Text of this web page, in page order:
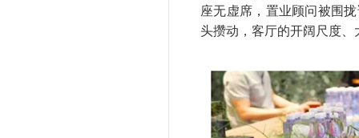
座无虚席，置业顾问被围
头攒动，客厅的开阔尺度